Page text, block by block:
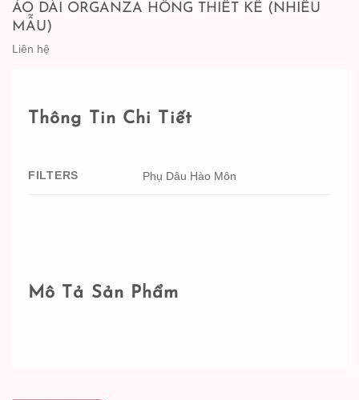
ÁO DÀI ORGANZA HỒNG THIẾT KẾ (NHIỀU
MẪU)
Liên hệ
Thông Tin Chi Tiết
FILTERS Phụ Dâu Hào Môn
Mô Tả Sản Phẩm